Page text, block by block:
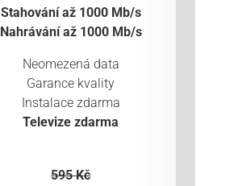
Stahování až 1000 Mb/s
Nahrávání až 1000 Mb/s
Neomezená data
Garance kvality
Instalace zdarma
Televize zdarma
595 Kč